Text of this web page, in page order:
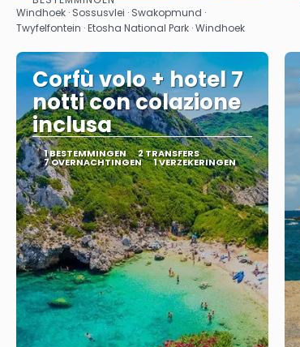
Bekijk
Windhoek · Sossusvlei · Swakopmund ·
Twyfelfontein · Etosha National Park · Windhoek
Corfù volo + hotel 7
notti con colazione
inclusa
1 BESTEMMINGEN 2 TRANSFERS
7 OVERNACHTINGEN 1 VERZEKERINGEN